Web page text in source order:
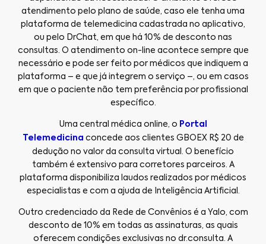
atendimento pelo plano de saúde, caso ele tenha uma
plataforma de telemedicina cadastrada no aplicativo,
ou pelo DrChat, em que há 10% de desconto nas
consultas. O atendimento on-line acontece sempre que
necessário e pode ser feito por médicos que indiquem a
plataforma – e que já integrem o serviço –, ou em casos
em que o paciente não tem preferência por profissional
específico.
Uma central médica online, o Portal
Telemedicina concede aos clientes GBOEX R$ 20 de
dedução no valor da consulta virtual. O benefício
também é extensivo para corretores parceiros. A
plataforma disponibiliza laudos realizados por médicos
especialistas e com a ajuda de Inteligência Artificial.
Outro credenciado da Rede de Convênios é a Yalo, com
desconto de 10% em todas as assinaturas, as quais
oferecem condições exclusivas no dr.consulta. A